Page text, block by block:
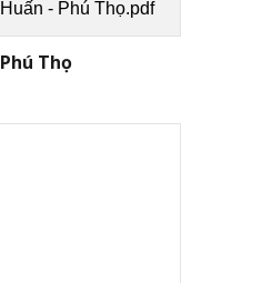
- Phú Thọ.pdf
Phú Thọ